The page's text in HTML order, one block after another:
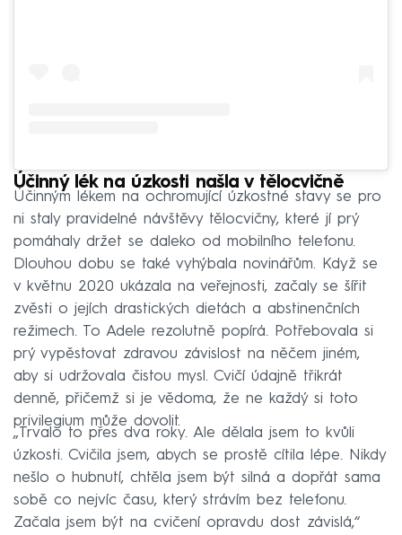
Účinný lék na úzkosti našla v tělocvičně
Účinným lékem na ochromující úzkostné stavy se pro
ni staly pravidelné návštěvy tělocvičny, které jí prý
pomáhaly držet se daleko od mobilního telefonu.
Dlouhou dobu se také vyhýbala novinářům. Když se
v květnu 2020 ukázala na veřejnosti, začaly se šířit
zvěsti o jejích drastických dietách a abstinenčních
režimech. To Adele rezolutně popírá. Potřebovala si
prý vypěstovat zdravou závislost na něčem jiném,
aby si udržovala čistou mysl. Cvičí údajně třikrát
denně, přičemž si je vědoma, že ne každý si toto
privilegium může dovolit.
„Trvalo to přes dva roky. Ale dělala jsem to kvůli
úzkosti. Cvičila jsem, abych se prostě cítila lépe. Nikdy
nešlo o hubnutí, chtěla jsem být silná a dopřát sama
sobě co nejvíc času, který strávím bez telefonu.
Začala jsem být na cvičení opravdu dost závislá,“